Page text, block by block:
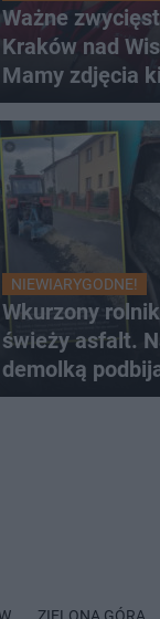
Ważne
Kraków nad
Mamy zdjęcia
NIEWIARYGODNE!
Wkurzony
świeży asfalt.
demolką